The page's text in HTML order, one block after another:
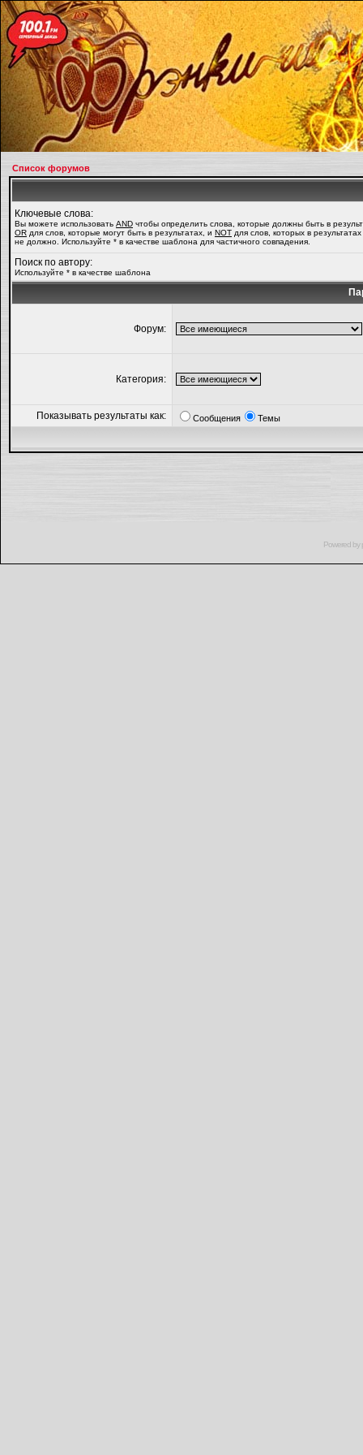
Список форумов
Ключевые слова:
Вы можете использовать AND чтобы определить слова, которые должны быть в
OR для слов, которые могут быть в результатах, и NOT для слов, которых в
не должно. Используйте * в качестве шаблона для частичного совпадения.
Поиск по автору:
Используйте * в качестве шаблона
Форум:
Категория:
Показывать результаты как: Сообщения Темы
Powered by